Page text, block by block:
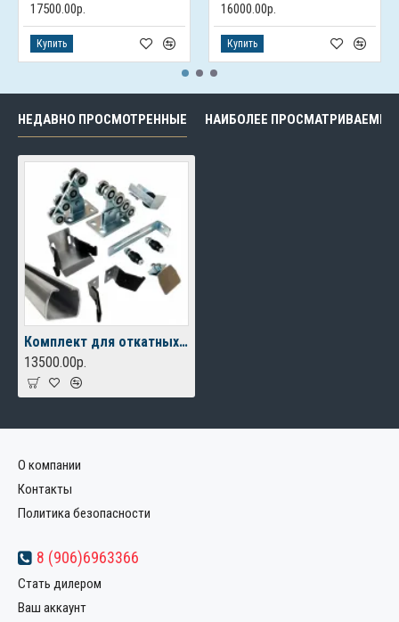
17500.00р.
Купить
16000.00р.
Купить
НЕДАВНО ПРОСМОТРЕННЫЕ НАИБОЛЕЕ ПРОСМАТРИВАЕМЫЕ
Комплект для откатных ворот FURNITEH XL-M до 400 кг, балка 6м.
13500.00р.
О компании
Контакты
Политика безопасности
8 (906)6963366
Стать дилером
Ваш аккаунт